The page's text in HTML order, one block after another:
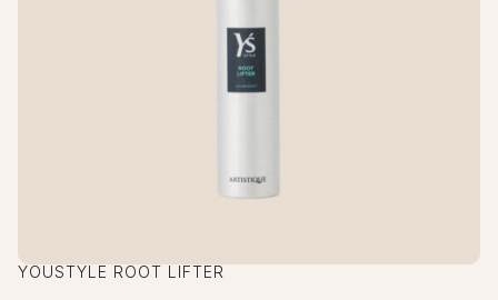
YOUSTYLE ROOT LIFTER